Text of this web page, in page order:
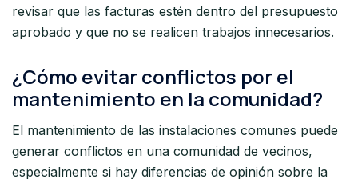
revisar que las facturas estén dentro del presupuesto
aprobado y que no se realicen trabajos innecesarios.
¿Cómo evitar conflictos por el
mantenimiento en la comunidad?
El mantenimiento de las instalaciones comunes puede
generar conflictos en una comunidad de vecinos,
especialmente si hay diferencias de opinión sobre la